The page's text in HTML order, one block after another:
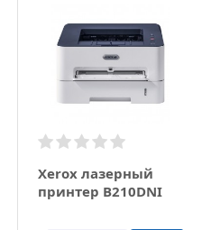
Xerox лазерный
принтер B210DNI